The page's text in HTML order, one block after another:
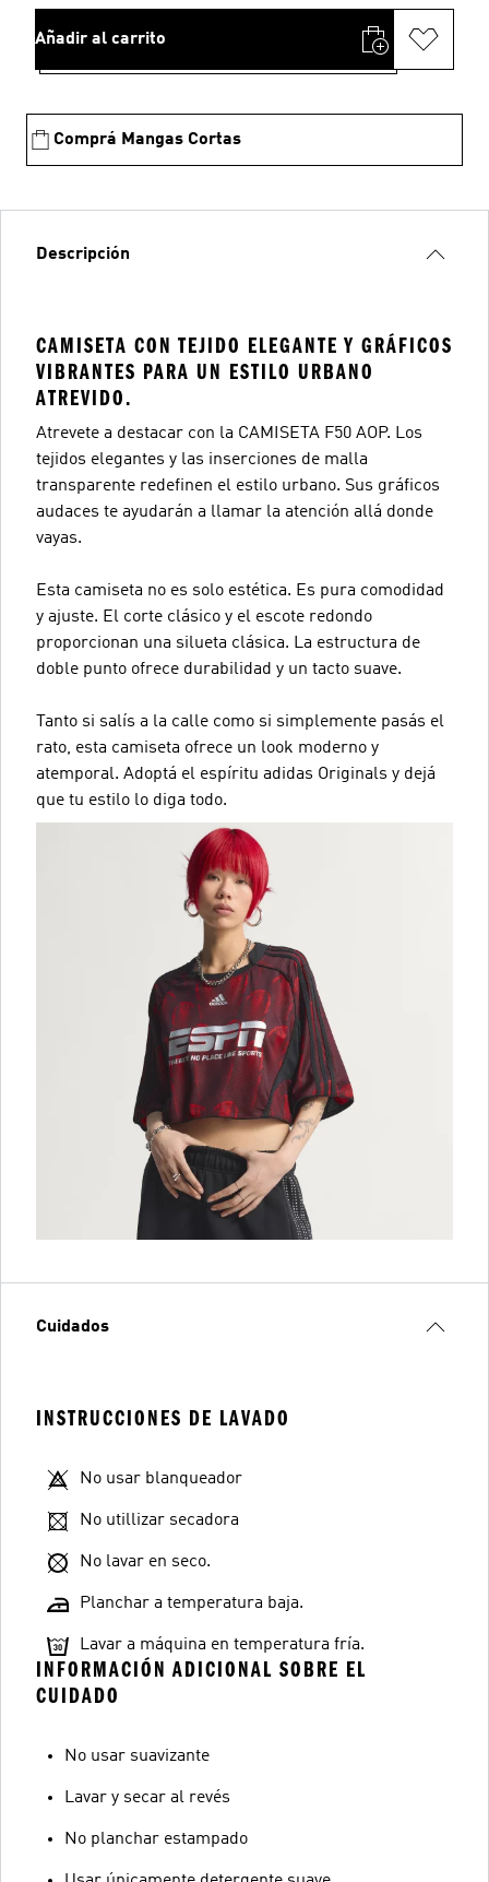
Añadir al carrito
Comprá Mangas Cortas
Descripción
CAMISETA CON TEJIDO ELEGANTE Y GRÁFICOS
VIBRANTES PARA UN ESTILO URBANO
ATREVIDO.
Atrevete a destacar con la CAMISETA F50 AOP. Los
tejidos elegantes y las inserciones de malla
transparente redefinen el estilo urbano. Sus gráficos
audaces te ayudarán a llamar la atención allá donde
vayas.
Esta camiseta no es solo estética. Es pura comodidad
y ajuste. El corte clásico y el escote redondo
proporcionan una silueta clásica. La estructura de
doble punto ofrece durabilidad y un tacto suave.
Tanto si salís a la calle como si simplemente pasás el
rato, esta camiseta ofrece un look moderno y
atemporal. Adoptá el espíritu adidas Originals y dejá
que tu estilo lo diga todo.
Cuidados
INSTRUCCIONES DE LAVADO
No usar blanqueador
No utillizar secadora
No lavar en seco.
Planchar a temperatura baja.
Lavar a máquina en temperatura fría.
INFORMACIÓN ADICIONAL SOBRE EL
CUIDADO
No usar suavizante
Lavar y secar al revés
No planchar estampado